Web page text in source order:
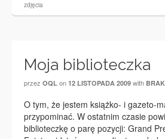
zdjęcia
Moja biblioteczka
przez OQL on 12 LISTOPADA 2009 with
O tym, że jestem książko- i gazeto-
przypominać. W ostatnim czasie
biblioteczkę o parę pozycji: Grand